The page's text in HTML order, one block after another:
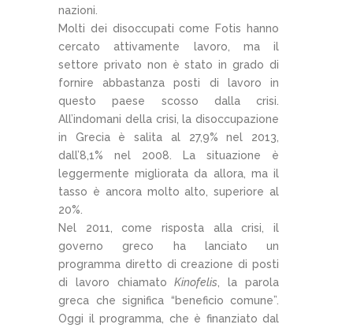
nazioni.
Molti dei disoccupati come Fotis hanno
cercato attivamente lavoro, ma il
settore privato non è stato in grado di
fornire abbastanza posti di lavoro in
questo paese scosso dalla crisi.
All’indomani della crisi, la disoccupazione
in Grecia è salita al 27,9% nel 2013,
dall’8,1% nel 2008. La situazione è
leggermente migliorata da allora, ma il
tasso è ancora molto alto, superiore al
20%.
Nel 2011, come risposta alla crisi, il
governo greco ha lanciato un
programma diretto di creazione di posti
di lavoro chiamatoKinofelis, la parola
greca che significa “beneficio comune”.
Oggi il programma, che è finanziato dal